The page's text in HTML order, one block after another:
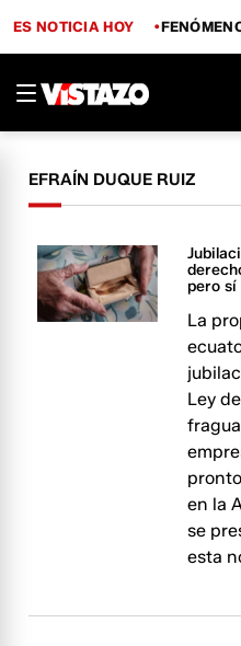
ES NOTICIA HOY
EFRAÍN DUQUE RUIZ
pero sí
La
Ley
en la
se
esta